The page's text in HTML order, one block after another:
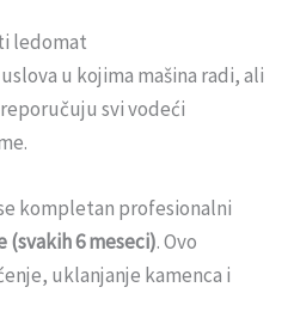
ledomat
u kojima mašina radi, ali
svi vodeći
kompletan profesionalni
(svakih 6 meseci). Ovo
uklanjanje kamenca i